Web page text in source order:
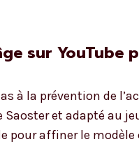
sur YouTube
à la prévention de
et adapté au
pour affiner le modèle